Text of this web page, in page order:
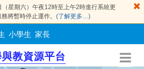
星期六）午夜12時至上午2時進行系統更
將暫時停止運作。 (了解更多…)
小學生 家長
教資源平台